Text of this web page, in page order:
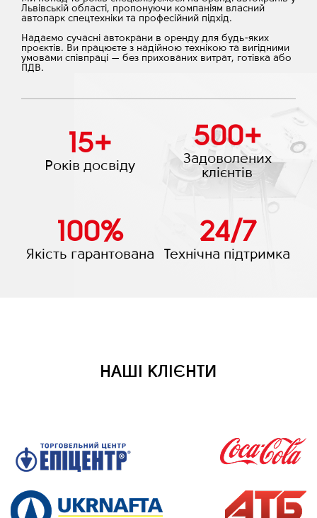
Львівській області, пропонуючи компаніям власний
автопарк спецтехніки та професійний підхід.
Надаємо сучасні автокрани в оренду для будь-яких
проєктів. Ви працюєте з надійною технікою та вигідними
умовами співпраці — без прихованих витрат, готівка або
ПДВ.
15+
Років досвіду
500+
Задоволених
клієнтів
100%
Якість гарантована
24/7
Технічна підтримка
НАШІ КЛІЄНТИ